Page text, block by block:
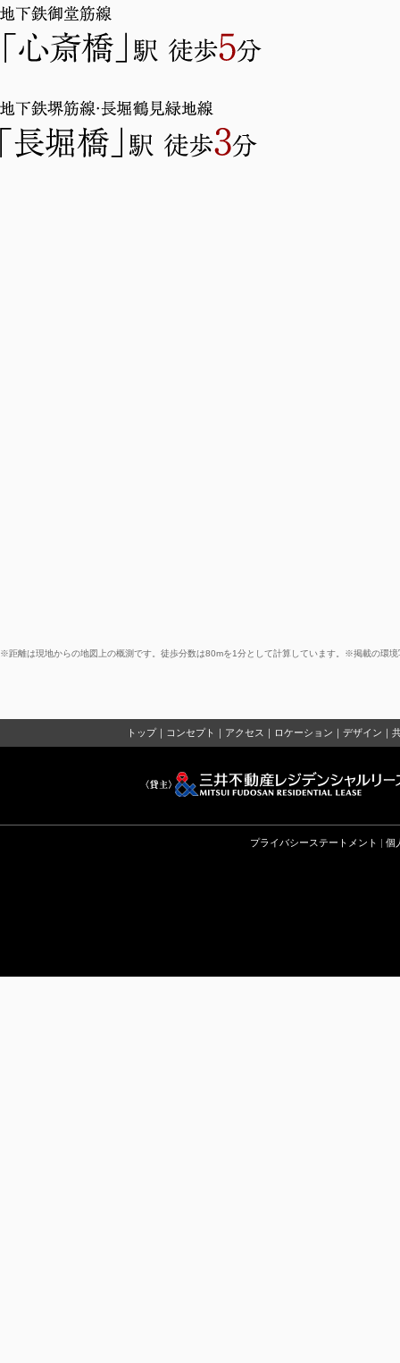
※距離は現地からの地図上の概測です。徒歩分数は80mを1分として計算しています。※掲載の環
トップ｜ コンセプト ｜ アクセス ｜ ロケーション ｜デザイン ｜
プライバシーステートメント | 個